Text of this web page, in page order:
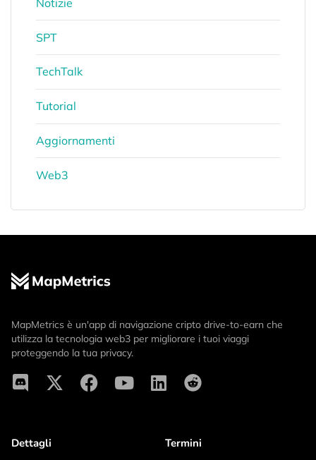
SPT
TechTalk
Tutorial
Aggiornamenti
Web3
MapMetrics è un'app di navigazione cripto drive-to-earn che
utilizza la tecnologia web3 per migliorare i tuoi viaggi
proteggendo la tua privacy.
Dettagli Termini